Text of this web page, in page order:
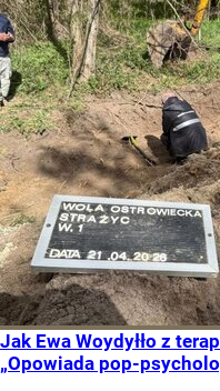
Jak Ewa Woydyłło z
„Opowiada pop-